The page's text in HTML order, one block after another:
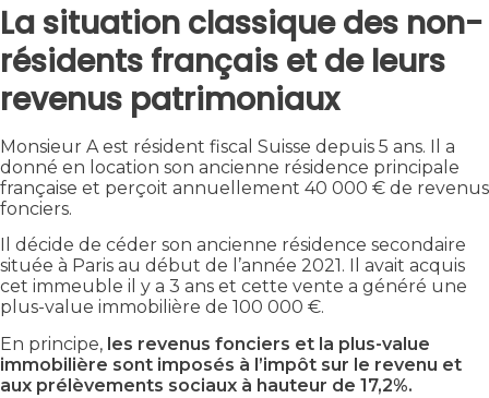
La situation classique des non-
résidents français et de leurs
revenus patrimoniaux
Monsieur A est résident fiscal Suisse depuis 5 ans. Il a
donné en location son ancienne résidence principale
française et perçoit annuellement 40 000 € de revenus
fonciers.
Il décide de céder son ancienne résidence secondaire
située à Paris au début de l’année 2021. Il avait acquis
cet immeuble il y a 3 ans et cette vente a généré une
plus-value immobilière de 100 000 €.
En principe, les revenus fonciers et la plus-value
immobilière sont imposés à l’impôt sur le revenu et
aux prélèvements sociaux à hauteur de 17,2%.